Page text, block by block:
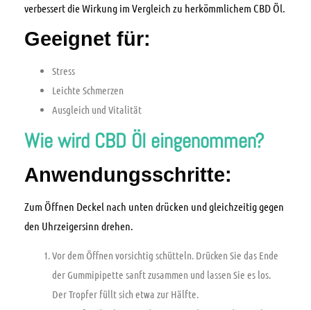
verbessert die Wirkung im Vergleich zu herkömmlichem CBD Öl.
Geeignet für:
Stress
Leichte Schmerzen
Ausgleich und Vitalität
Wie wird CBD Öl eingenommen?
Anwendungsschritte:
Zum Öffnen Deckel nach unten drücken und gleichzeitig gegen
den Uhrzeigersinn drehen.
Vor dem Öffnen vorsichtig schütteln. Drücken Sie das Ende
der Gummipipette sanft zusammen und lassen Sie es los.
Der Tropfer füllt sich etwa zur Hälfte.